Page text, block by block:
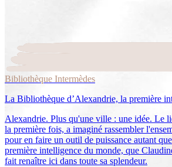
Bibliothèque Intermèdes
La Bibliothèque d’Alexandrie, la première
Alexandrie. Plus qu'une ville : une idée. Le
la première fois, a imaginé rassembler
pour en faire un outil de puissance autant
première intelligence du monde, que
fait renaître ici dans toute sa splendeur.